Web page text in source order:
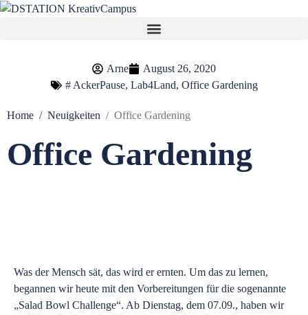
Arne
August 26, 2020
# AckerPause, Lab4Land, Office Gardening
Home Neuigkeiten Office Gardening
Office Gardening
Was der Mensch sät, das wird er ernten. Um das zu lernen,
begannen wir heute mit den Vorbereitungen für die sogenannte
„Salad Bowl Challenge“. Ab Dienstag, dem 07.09., haben wir